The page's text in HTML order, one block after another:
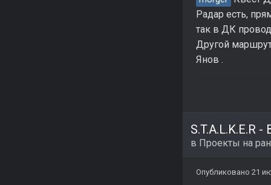
Радар есть,
так в ДК
Другой
Янов .
S.T.A.L.K.E.R
в Проекты на
Опубликовано 21